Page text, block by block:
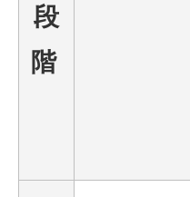
段
階